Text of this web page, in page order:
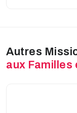
Autres
aux Familles